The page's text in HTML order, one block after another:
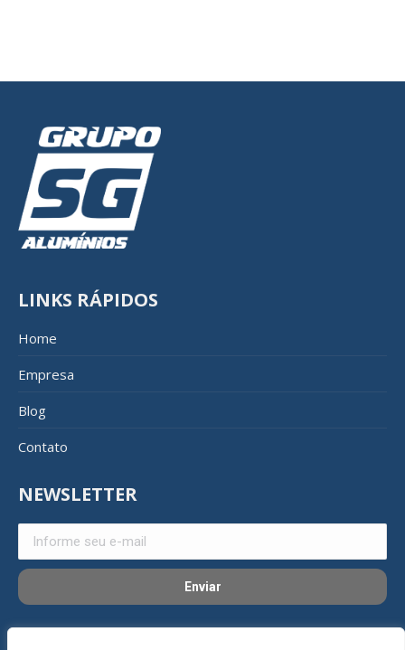
LINKS RÁPIDOS
Home
Empresa
Blog
Contato
NEWSLETTER